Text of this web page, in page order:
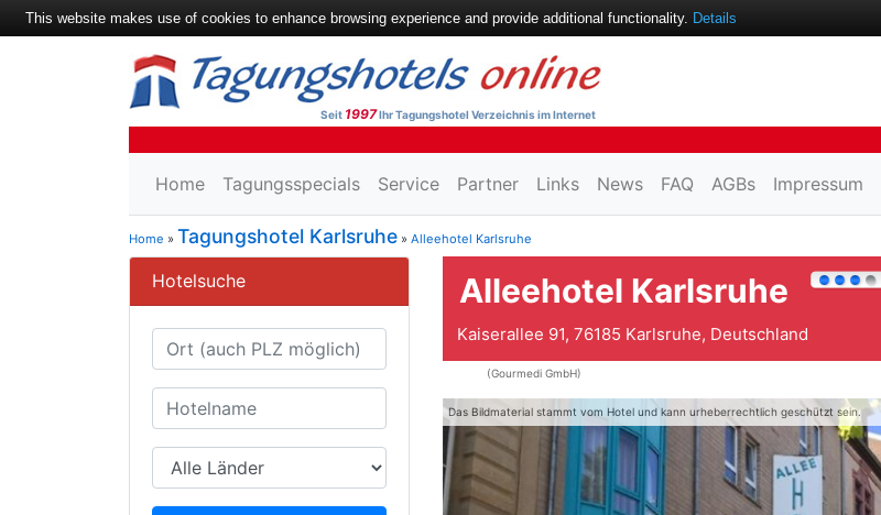
Seit 1997Ihr Tagungshotel Verzeichnis im Internet
Home Tagungsspecials Service Partner Links News FAQ AGBs Impressum
Home » Tagungshotel Karlsruhe » Alleehotel Karlsruhe
Hotelsuche Alleehotel Karlsruhe
Kaiserallee 91, 76185 Karlsruhe, Deutschland
(Gourmedi GmbH)
Das Bildmaterial stammt vom Hotel und kann urheberrechtlich geschützt sein.
This website makes use of cookies to enhance browsing experience and provide additional functionality. Details